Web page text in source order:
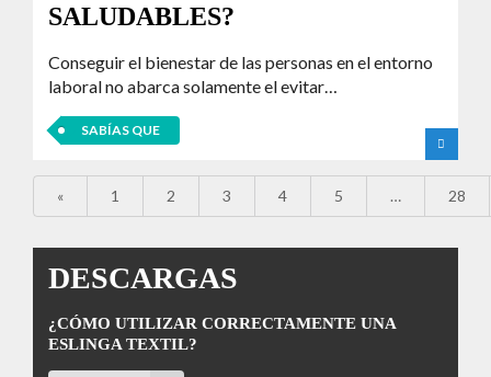
SALUDABLES?
Conseguir el bienestar de las personas en el entorno
laboral no abarca solamente el evitar…
SABÍAS QUE
« 1 2 3 4 5 … 28
DESCARGAS
¿CÓMO UTILIZAR CORRECTAMENTE UNA
ESLINGA TEXTIL?